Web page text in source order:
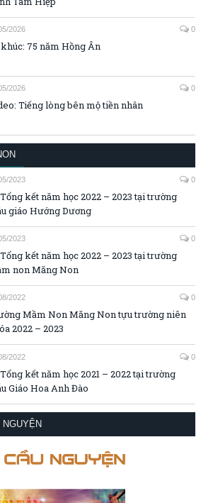
2026 0
khúc: 75 năm Hồng Ân
2026 0
Tiếng lòng bên mộ tiền nhân
2023 0
kết năm học 2022 – 2023 tại trường
giáo Hướng Dương
2023 0
kết năm học 2022 – 2023 tại trường
non Măng Non
2022 0
Mầm Non Măng Non tựu trường niên
2022 – 2023
2022 0
kết năm học 2021 – 2022 tại trường
Giáo Hoa Anh Đào
NGUYỆN